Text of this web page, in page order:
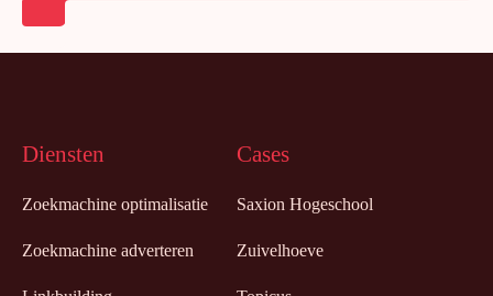
Diensten
Zoekmachine optimalisatie
Zoekmachine adverteren
Cases
Saxion Hogeschool
Zuivelhoeve